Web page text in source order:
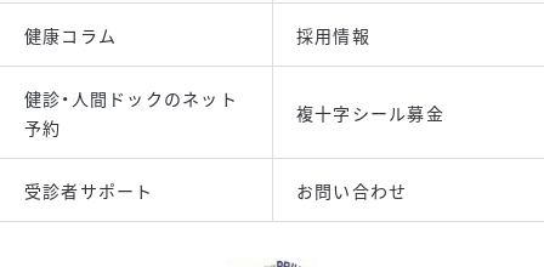
健康コラム 採用情報
健診・人間ドックのネット
予約
複十字シール募金
受診者サポート お問い合わせ